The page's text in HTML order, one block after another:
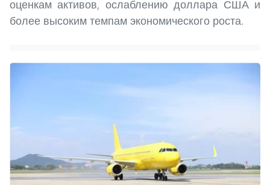
оценкам активов, ослаблению доллара США и
более высоким темпам экономического роста.